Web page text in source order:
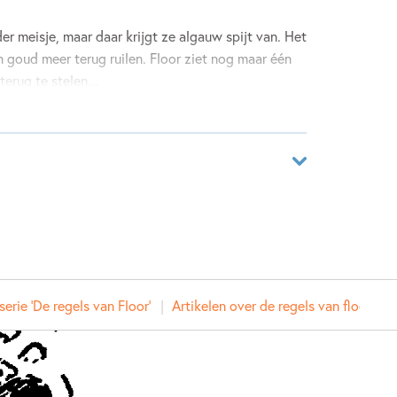
meisje, maar daar krijgt ze algauw spijt van. Het
meer terug ruilen. Floor ziet nog maar één
te stelen...
de eigenwijze Floor.
Overwater
'De regels van Floor' Artikelen over de regels van floor